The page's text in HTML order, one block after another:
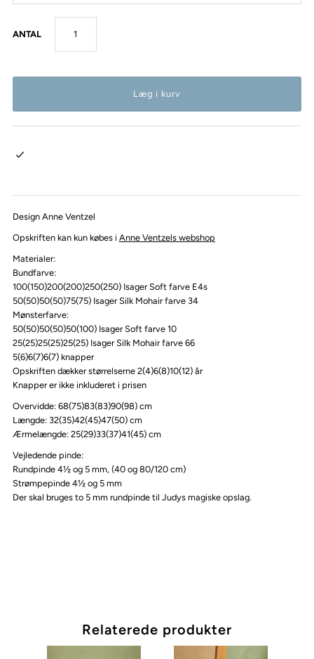
ANTAL
Design Anne Ventzel
Opskriften kan kun købes i Anne Ventzels webshop
Materialer:
Bundfarve:
100(150)200(200)250(250) Isager Soft farve E4s
50(50)50(50)75(75) Isager Silk Mohair farve 34
Mønsterfarve:
50(50)50(50)50(100) Isager Soft farve 10
25(25)25(25)25(25) Isager Silk Mohair farve 66
5(6)6(7)6(7) knapper
Opskriften dækker størrelserne 2(4)6(8)10(12) år
Knapper er ikke inkluderet i prisen
Overvidde: 68(75)83(83)90(98) cm
Længde: 32(35)42(45)47(50) cm
Ærmelængde: 25(29)33(37)41(45) cm
Vejledende pinde:
Rundpinde 4½ og 5 mm, (40 og 80/120 cm)
Strømpepinde 4½ og 5 mm
Der skal bruges to 5 mm rundpinde til Judys magiske opslag.
Relaterede produkter